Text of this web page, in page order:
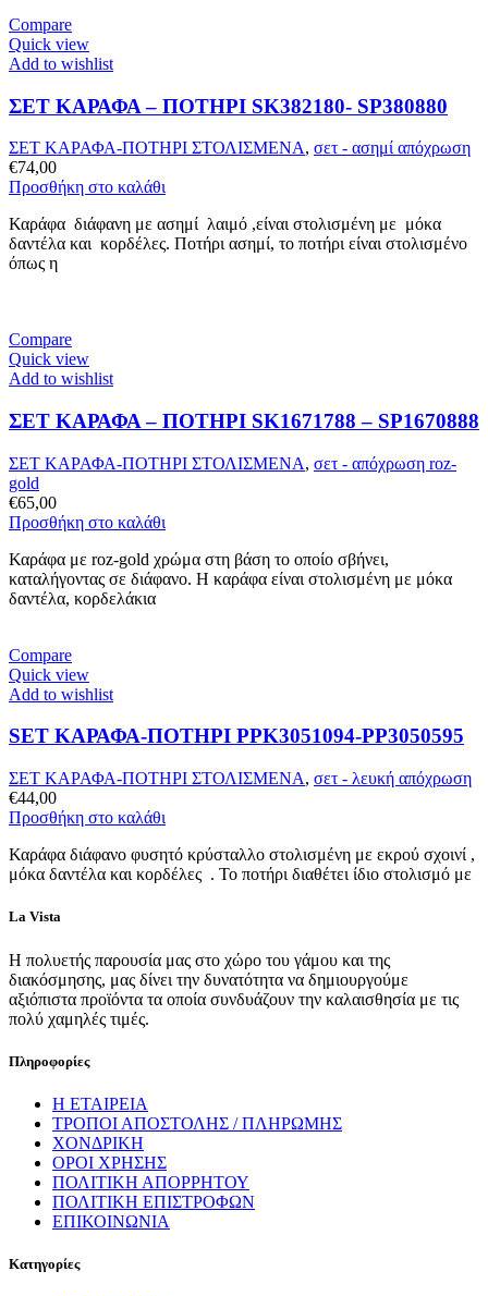
Compare
Quick view
Add to wishlist
ΣΕΤ ΚΑΡΑΦΑ – ΠΟΤΗΡΙ SK382180- SP380880
ΣΕΤ ΚΑΡΑΦΑ-ΠΟΤΗΡΙ ΣΤΟΛΙΣΜΕΝΑ, σετ - ασημί απόχρωση
€74,00
Προσθήκη στο καλάθι
Καράφα διάφανη με ασημί λαιμό ,είναι στολισμένη με μόκα
δαντέλα και κορδέλες. Ποτήρι ασημί, το ποτήρι είναι στολισμένο
όπως η
Compare
Quick view
Add to wishlist
ΣΕΤ ΚΑΡΑΦΑ – ΠΟΤΗΡΙ SK1671788 – SP1670888
ΣΕΤ ΚΑΡΑΦΑ-ΠΟΤΗΡΙ ΣΤΟΛΙΣΜΕΝΑ, σετ - απόχρωση roz-
gold
€65,00
Προσθήκη στο καλάθι
Καράφα με roz-gold χρώμα στη βάση το οποίο σβήνει,
καταλήγοντας σε διάφανο. H καράφα είναι στολισμένη με μόκα
δαντέλα, κορδελάκια
Compare
Quick view
Add to wishlist
SET ΚΑΡΑΦΑ-ΠΟΤΗΡΙ PPK3051094-PP3050595
ΣΕΤ ΚΑΡΑΦΑ-ΠΟΤΗΡΙ ΣΤΟΛΙΣΜΕΝΑ, σετ - λευκή απόχρωση
€44,00
Προσθήκη στο καλάθι
Καράφα διάφανο φυσητό κρύσταλλο στολισμένη με εκρού σχοινί ,
μόκα δαντέλα και κορδέλες . Το ποτήρι διαθέτει ίδιο στολισμό με
La Vista
Η πολυετής παρουσία μας στο χώρο του γάμου και της
διακόσμησης, μας δίνει την δυνατότητα να δημιουργούμε
αξιόπιστα προϊόντα τα οποία συνδυάζουν την καλαισθησία με τις
πολύ χαμηλές τιμές.
Πληροφορίες
Η ΕΤΑΙΡΕΙΑ
ΤΡΟΠΟΙ ΑΠΟΣΤΟΛΗΣ / ΠΛΗΡΩΜΗΣ
ΧΟΝΔΡΙΚΗ
ΟΡΟΙ ΧΡΗΣΗΣ
ΠΟΛΙΤΙΚΗ ΑΠΟΡΡΗΤΟΥ
ΠΟΛΙΤΙΚΗ ΕΠΙΣΤΡΟΦΩΝ
ΕΠΙΚΟΙΝΩΝΙΑ
Κατηγορίες